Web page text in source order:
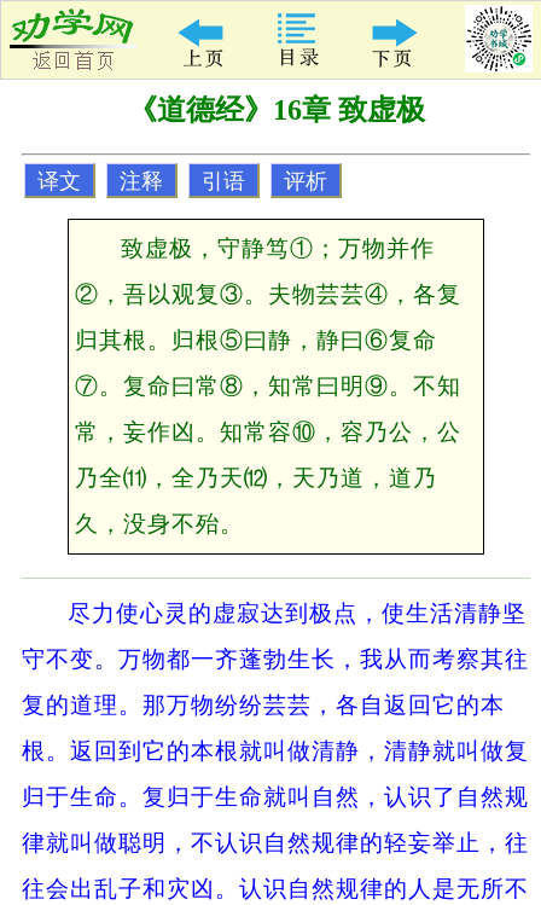
《道德经》16章 致虚极
译文 注释 引语 评析
致虚极，守静笃①；万物并作
②，吾以观复③。夫物芸芸④，各复
归其根。归根⑤曰静，静曰⑥复命
⑦。复命曰常⑧，知常曰明⑨。不知
常，妄作凶。知常容⑩，容乃公，公
乃全⑾，全乃天⑿，天乃道，道乃
久，没身不殆。
尽力使心灵的虚寂达到极点，使生活清静坚
守不变。万物都一齐蓬勃生长，我从而考察其往
复的道理。那万物纷纷芸芸，各自返回它的本
根。返回到它的本根就叫做清静，清静就叫做复
归于生命。复归于生命就叫自然，认识了自然规
律就叫做聪明，不认识自然规律的轻妄举止，往
往会出乱子和灾凶。认识自然规律的人是无所不